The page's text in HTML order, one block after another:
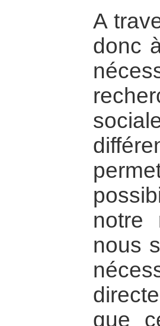
A
donc
notre
nous
que